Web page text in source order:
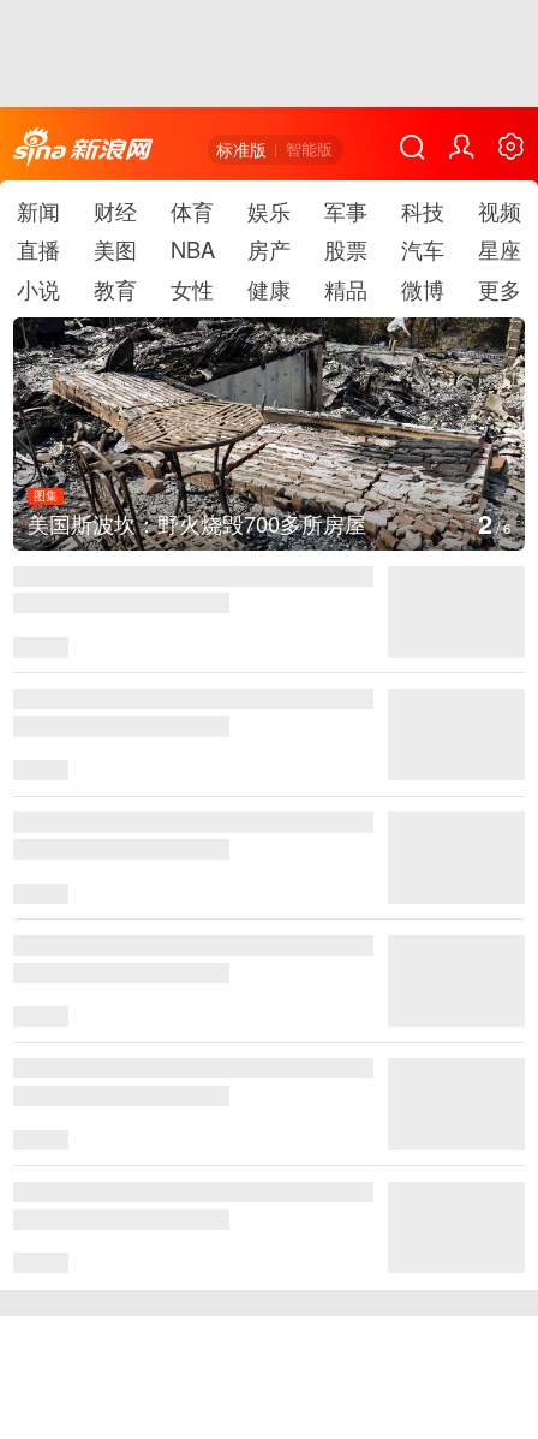
标准版 智能版
新闻 财经 体育 娱乐 军事 科技
视频
直播
美图 NBA 房产 股票 汽车
星座
小说
教育 女性 健康 精品 微博 更多
房屋
图集
叙利亚：大马士革发生爆炸
3/6